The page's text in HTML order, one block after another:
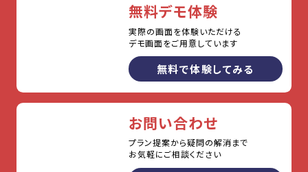
無料デモ体験
実際の画面を体験いただける
デモ画面をご用意しています
無料で体験してみる
お問い合わせ
プラン提案から疑問の解消まで
お気軽にご相談ください